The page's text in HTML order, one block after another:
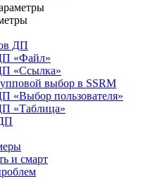
ДП
«Файл»
«Ссылка»
выбор в SSRM
«Выбор пользователя»
«Таблица»
и смарт